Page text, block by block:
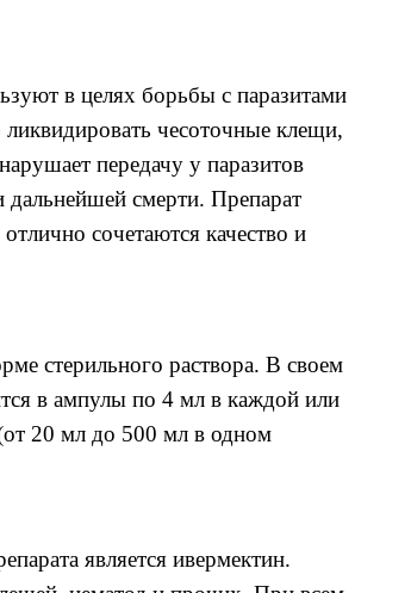
в целях борьбы с паразитами
чесоточные клещи,
передачу у паразитов
дальнейшей смерти. Препарат
сочетаются качество и
стерильного раствора. В своем
в ампулы по 4 мл в каждой или
от 20 мл до 500 мл в одном
является ивермектин.